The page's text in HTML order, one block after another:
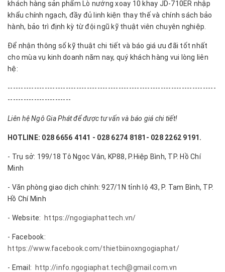
khách hàng sản phẩm Lò nướng xoay 10 khay JD-710ER nhập
khẩu chính ngạch, đầy đủ linh kiện thay thế và chính sách bảo
hành, bảo trì định kỳ từ đội ngũ kỹ thuật viên chuyên nghiệp.
Để nhận thông số kỹ thuật chi tiết và báo giá ưu đãi tốt nhất
cho mùa vụ kinh doanh năm nay, quý khách hàng vui lòng liên
hệ:
-------------------------------------------------------------------------------
------------------------
Liên hệ Ngô Gia Phát để được tư vấn và báo giá chi tiết!
HOTLINE: 028 6656 4141 - 028 6274 8181- 028 2262 9191.
- Trụ sở: 199/18 Tô Ngọc Vân, KP88, P.Hiệp Bình, TP. Hồ Chí
Minh
- Văn phòng giao dịch chính: 927/1N tỉnh lộ 43, P. Tam Bình, TP.
Hồ Chí Minh
- Website: https://ngogiaphattech.vn/
- Facebook:
https://www.facebook.com/thietbiinoxngogiaphat/
- Email: http://info.ngogiaphat.tech@gmail.com.vn